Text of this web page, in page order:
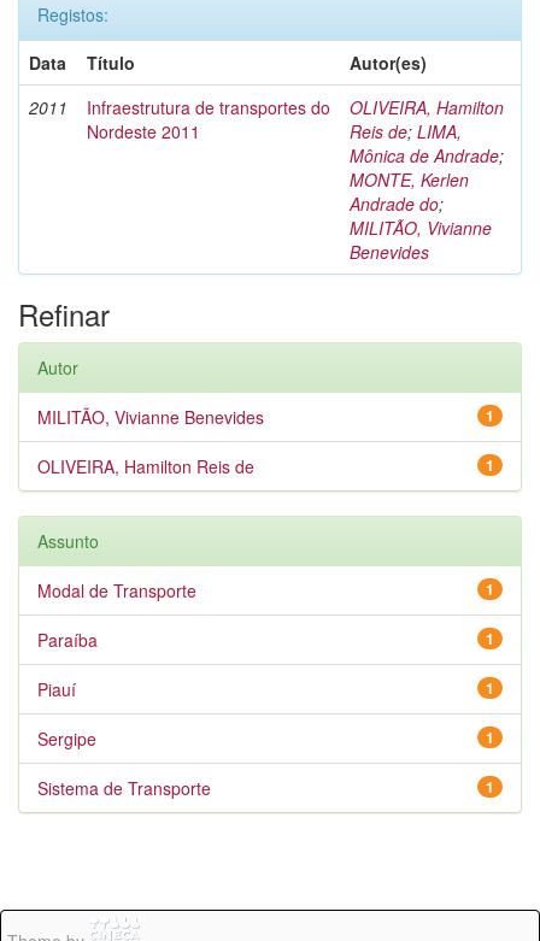
Registos:
Data
Título
Autor(es)
2011
Infraestrutura de transportes do
Nordeste 2011
OLIVEIRA, Hamilton
Reis de; LIMA,
Mônica de Andrade;
MONTE, Kerlen
Andrade do;
MILITÃO, Vivianne
Benevides
Refinar
Autor
1
MILITÃO, Vivianne Benevides
1
OLIVEIRA, Hamilton Reis de
Assunto
1
Modal de Transporte
1
Paraíba
1
Piauí
1
Sergipe
1
Sistema de Transporte